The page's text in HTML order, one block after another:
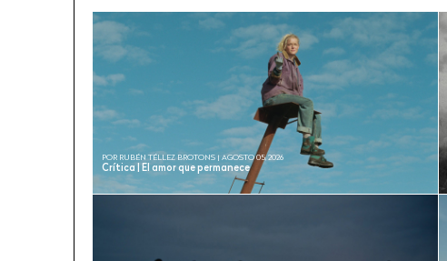
Crítica | El amor que permanece
POR RUBÉN TÉLLEZ BROTONS | AGOSTO 05, 2026